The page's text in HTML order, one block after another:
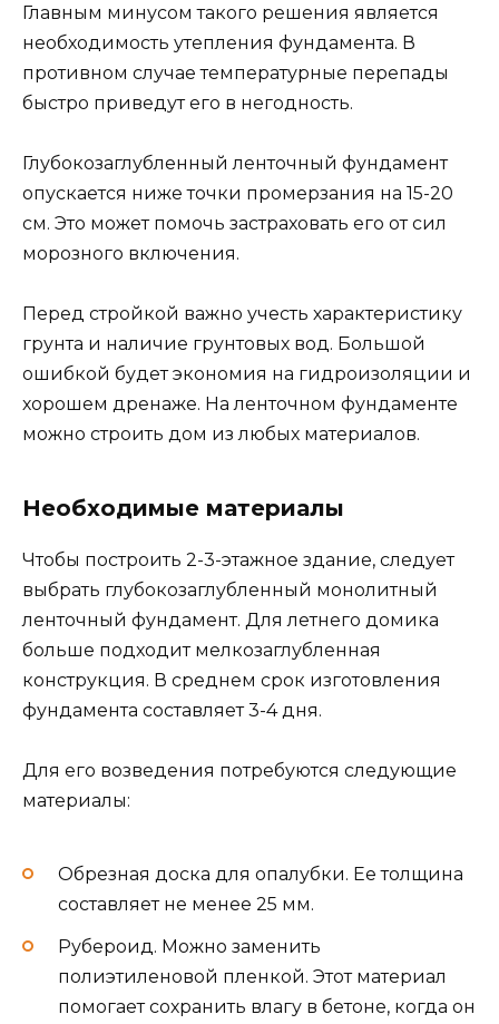
Главным минусом такого решения является
необходимость утепления фундамента. В
противном случае температурные перепады
быстро приведут его в негодность.
Глубокозаглубленный ленточный фундамент
опускается ниже точки промерзания на 15-20
см. Это может помочь застраховать его от сил
морозного включения.
Перед стройкой важно учесть характеристику
грунта и наличие грунтовых вод. Большой
ошибкой будет экономия на гидроизоляции и
хорошем дренаже. На ленточном фундаменте
можно строить дом из любых материалов.
Необходимые материалы
Чтобы построить 2-3-этажное здание, следует
выбрать глубокозаглубленный монолитный
ленточный фундамент. Для летнего домика
больше подходит мелкозаглубленная
конструкция. В среднем срок изготовления
фундамента составляет 3-4 дня.
Для его возведения потребуются следующие
материалы:
Обрезная доска для опалубки. Ее толщина
составляет не менее 25 мм.
Рубероид. Можно заменить
полиэтиленовой пленкой. Этот материал
помогает сохранить влагу в бетоне, когда он